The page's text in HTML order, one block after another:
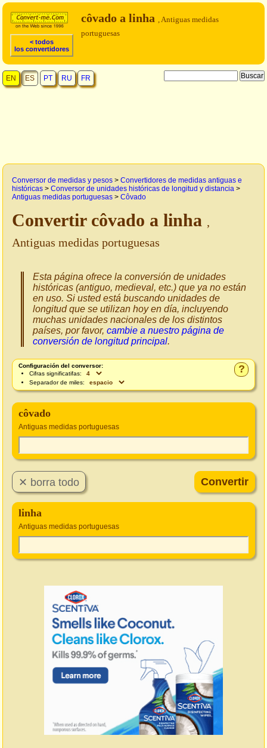
< todos
los convertidores
côvado a linha , Antiguas medidas
portuguesas
EN ES PT RU FR
Conversor de medidas y pesos > Convertidores de medidas antiguas e
históricas > Conversor de unidades históricas de longitud y distancia >
Antiguas medidas portuguesas > Côvado
Convertir côvado a linha ,
Antiguas medidas portuguesas
Esta página ofrece la conversión de unidades
históricas (antiguo, medieval, etc.) que ya no están
en uso. Si usted está buscando unidades de
longitud que se utilizan hoy en día, incluyendo
muchas unidades nacionales de los distintos
países, por favor, cambie a nuestro página de
conversión de longitud principal.
?
Configuración del conversor:
Cifras significatifas:
Separador de miles:
côvado
Antiguas medidas portuguesas
linha
Antiguas medidas portuguesas